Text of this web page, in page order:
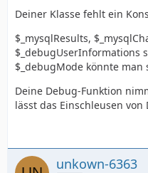
Deiner Klasse fehlt ein
$_mysqlResults,
$_debugUserInformations
$_debugMode könnte man
Deine Debug-Funktion
lässt das Einschleusen von
unkown-6363